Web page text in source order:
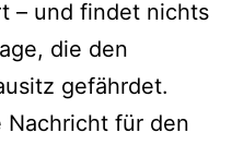
– und findet nichts
die den
gefährdet.
Nachricht für den